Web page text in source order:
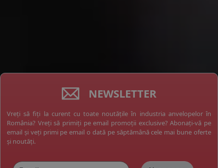
NEWSLETTER
Vreți să fiți la curent cu toate noutățile în industria anvelopelor în
România? Vreți să primiți pe email promoții exclusive? Abonați-vă pe
email și veți primi pe email o dată pe săptămână cele mai bune oferte
și noutăți.